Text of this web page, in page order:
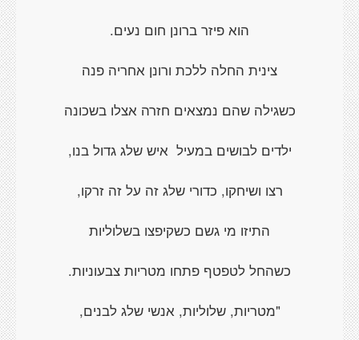
הוא פיזר ברונן חום נעים.
צינית החלה ללכת ורונן אחריה פנה
כשגילה שהם נמצאים חזרה אצלו בשכונה
ילדים לבושים במעיל איש שלג גדול בנו,
רצו ושיחקו, כדורי שלג זה על זה זרקו,
התיזו מי גשם כשקיפצו בשלוליות
כשהחל לטפטף פתחו מטריות צבעוניות.
"מטריות, שלוליות, אנשי שלג לבנים,